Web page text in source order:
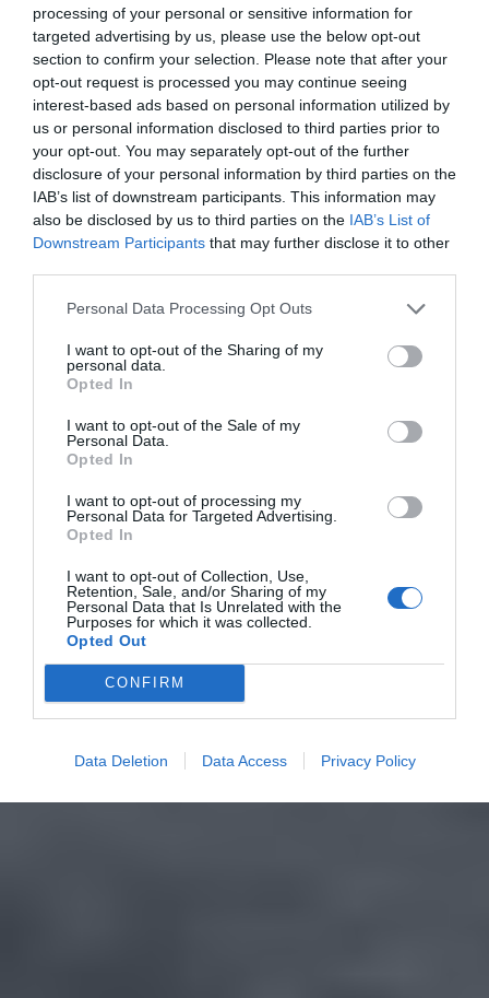
processing of your personal or sensitive information for
targeted advertising by us, please use the below opt-out
section to confirm your selection. Please note that after your
opt-out request is processed you may continue seeing
interest-based ads based on personal information utilized by
us or personal information disclosed to third parties prior to
your opt-out. You may separately opt-out of the further
disclosure of your personal information by third parties on the
IAB’s list of downstream participants. This information may
also be disclosed by us to third parties on the IAB’s List of
Downstream Participants that may further disclose it to other
Personal Data Processing Opt Outs
I want to opt-out of the Sharing of my
personal data.
Opted In
I want to opt-out of the Sale of my
Personal Data.
Opted In
I want to opt-out of processing my
Personal Data for Targeted Advertising.
Opted In
I want to opt-out of Collection, Use,
Retention, Sale, and/or Sharing of my
Personal Data that Is Unrelated with the
Purposes for which it was collected.
Opted Out
CONFIRM
Data Deletion Data Access Privacy Policy